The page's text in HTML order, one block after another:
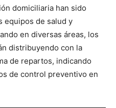
domiciliaria han sido
equipos de salud y
en diversas áreas, los
distribuyendo con la
de repartos, indicando
de control preventivo en